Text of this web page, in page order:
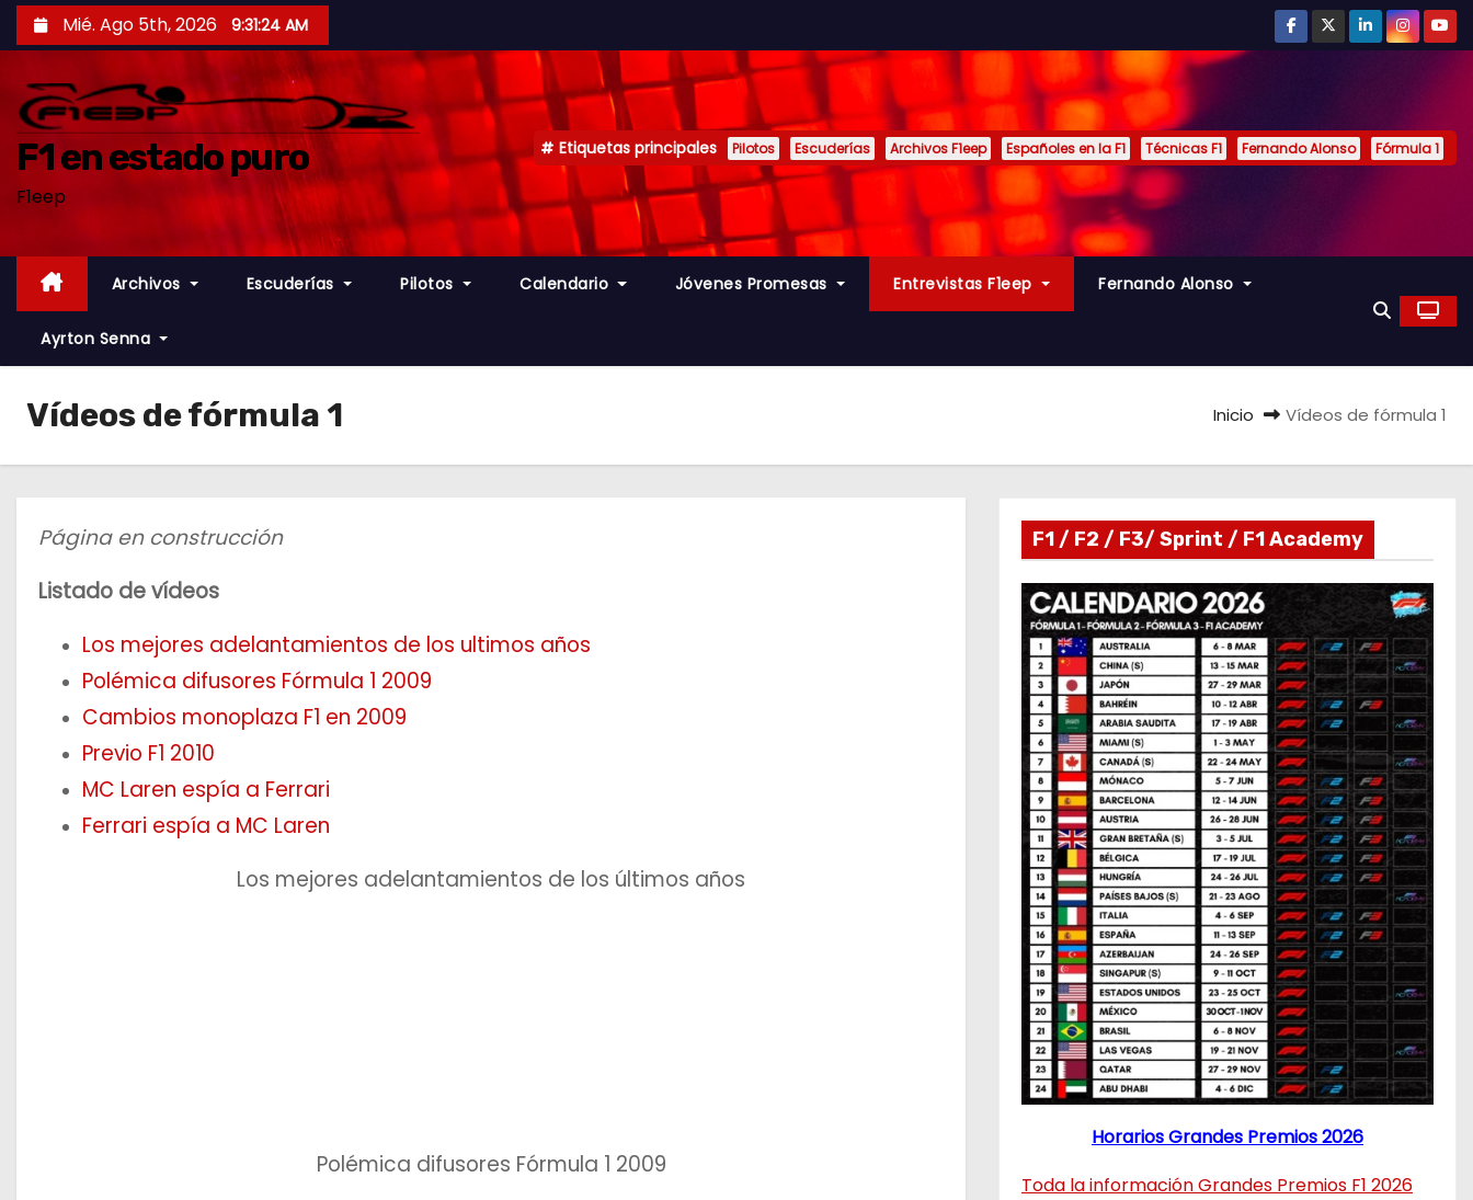
a
c
Mié. Ago 5th, 2026 9:31:25 AM
F1 en estado puro
F1eep
Etiquetas principales Pilotos Escuderías Archivos F1eep Españoles en la F1 Técnicas F1 Fernando Alonso Fórmula 1
Archivos Escuderías Pilotos Calendario Jóvenes Promesas Entrevistas F1eep Fernando Alonso
Ayrton Senna
Vídeos de fórmula 1 Inicio Vídeos de fórmula 1
Página en construcción
Listado de vídeos
Los mejores adelantamientos de los ultimos años
Polémica difusores Fórmula 1 2009
Cambios monoplaza F1 en 2009
Previo F1 2010
MC Laren espía a Ferrari
Ferrari espía a MC Laren
Los mejores adelantamientos de los últimos años
Polémica difusores Fórmula 1 2009
F1 / F2 / F3/ Sprint / F1 Academy
Horarios Grandes Premios 2026
Toda la información Grandes Premios F1 2026